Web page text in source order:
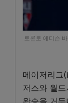
토론토 에디슨
메이저리그
저스와 월드